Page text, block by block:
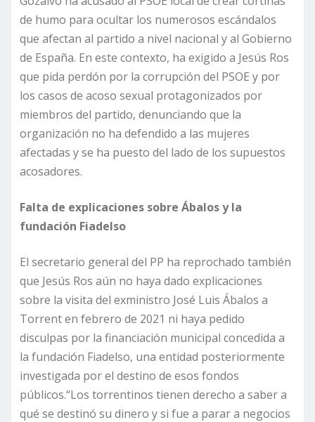
de humo para ocultar los numerosos escándalos
que afectan al partido a nivel nacional y al Gobierno
de España. En este contexto, ha exigido a Jesús Ros
que pida perdón por la corrupción del PSOE y por
los casos de acoso sexual protagonizados por
miembros del partido, denunciando que la
organización no ha defendido a las mujeres
afectadas y se ha puesto del lado de los supuestos
acosadores.
Falta de explicaciones sobre Ábalos y la
fundación Fiadelso
El secretario general del PP ha reprochado también
que Jesús Ros aún no haya dado explicaciones
sobre la visita del exministro José Luis Ábalos a
Torrent en febrero de 2021 ni haya pedido
disculpas por la financiación municipal concedida a
la fundación Fiadelso, una entidad posteriormente
investigada por el destino de esos fondos
públicos.“Los torrentinos tienen derecho a saber a
qué se destinó su dinero y si fue a parar a negocios